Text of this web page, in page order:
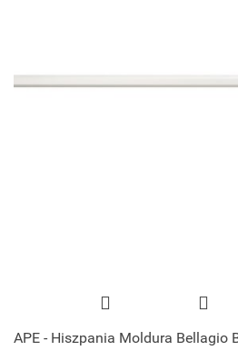
APE - Hiszpania Moldura Bellagio